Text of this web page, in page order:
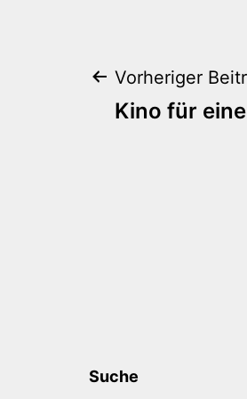
Vorheriger
Kino für
Suche